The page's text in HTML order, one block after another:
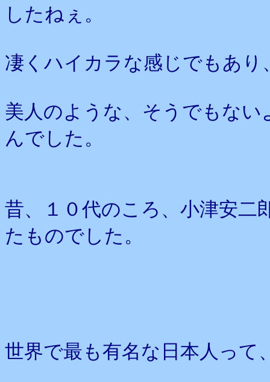
したねぇ。
凄くハイカラな感じでもあ
美人のような、そうでもな
んでした。
昔、１０代のころ、小津安二
たものでした。
世界で最も有名な日本人って